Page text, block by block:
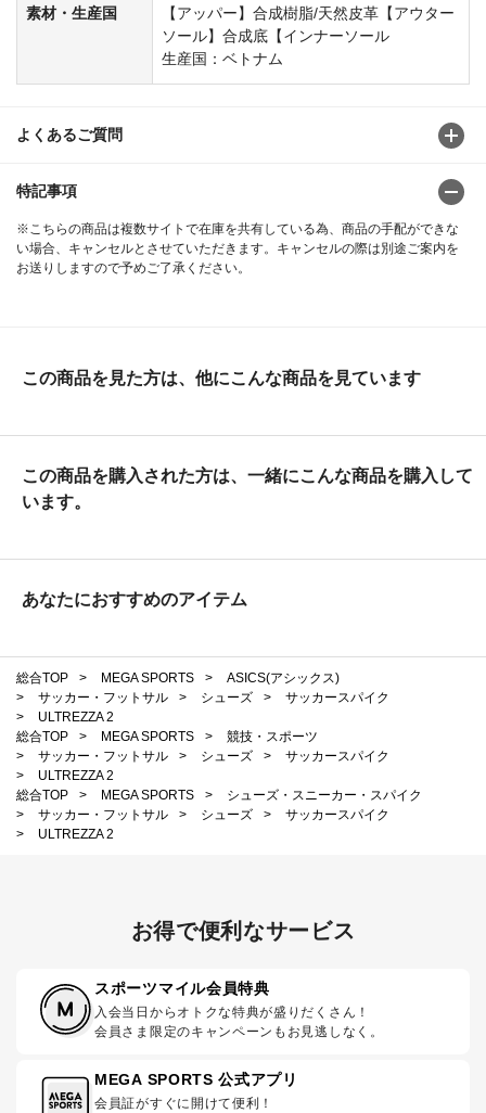
素材・生産国
【アッパー】合成樹脂/天然皮革【アウター
ソール】合成底【インナーソール
生産国：ベトナム
よくあるご質問
特記事項
※こちらの商品は複数サイトで在庫を共有している為、商品の手配ができな
い場合、キャンセルとさせていただきます。キャンセルの際は別途ご案内を
お送りしますので予めご了承ください。
この商品を見た方は、他にこんな商品を見ています
この商品を購入された方は、一緒にこんな商品を購入して
います。
あなたにおすすめのアイテム
総合TOP > MEGA SPORTS >
ASICS(アシックス)
>
サッカー・フットサル > シューズ >
サッカースパイク
>
ULTREZZA 2
総合TOP
> MEGA SPORTS >
競技・スポーツ
>
サッカー・フットサル > シューズ >
サッカースパイク
>
ULTREZZA 2
総合TOP
> MEGA SPORTS >
シューズ・スニーカー・スパイク
>
サッカー・フットサル > シューズ >
サッカースパイク
>
ULTREZZA 2
お得で便利なサービス
スポーツマイル会員特典
入会当日からオトクな特典が盛りだくさん！
会員さま限定のキャンペーンもお見逃しなく。
MEGA SPORTS 公式アプリ
会員証がすぐに開けて便利！